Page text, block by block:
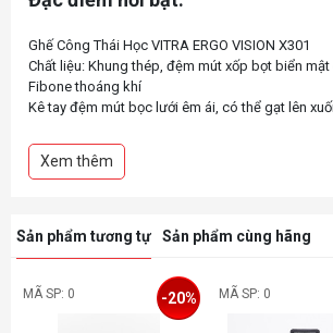
Ghế Công Thái Học VITRA ERGO VISION X301
Chất liệu: Khung thép, đệm mút xốp bọt biển
Fibone thoáng khí
Kê tay đệm mút bọc lưới êm ái, có thể gạt lên
Bệ đỡ kiểu cánh bướm, cơ chế ngả và khoá
Trục thủy lực class 3
Xem thêm
Sản phẩm tương tự Sản phẩm cùng hãng
MÃ SP: 0 -20% MÃ SP: 0